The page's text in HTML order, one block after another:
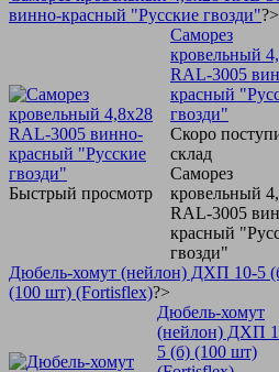
винно-красный "Русские гвозди"?>
Быстрый просмотр
Саморез
кровельный
RAL-3005
красный
гвозди"
Скоро
склад
Саморез
кровельный
RAL-3005
красный
гвозди"
Дюбель-хомут (нейлон) ДХП 10-5
(100 шт) (Fortisflex)?>
Дюбель-хомут
(нейлон) ДХП
5 (б) (100 шт)